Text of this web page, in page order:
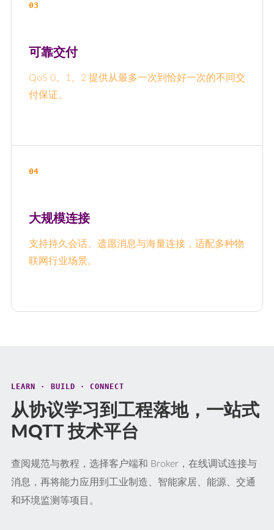
03
可靠交付
QoS 0、1、2 提供从最多一次到恰好一次的不同交
付保证。
04
大规模连接
支持持久会话、遗愿消息与海量连接，适配多种物
联网行业场景。
LEARN · BUILD · CONNECT
从协议学习到工程落地，一站式
MQTT 技术平台
查阅规范与教程，选择客户端和 Broker，在线调试连接与
消息，再将能力应用到工业制造、智能家居、能源、交通
和环境监测等项目。